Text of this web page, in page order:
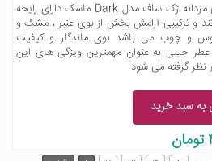
عطر جیبی مردانه ژک ساف مدل Dark ماسک دارای رایحه
و ترکیبی آرامش بخش از بوی عنبر ، مشک و
و چوب می باشد بوی ماندگار و کیفیت
عطر جیبی به عنوان مهمترین ویژگی های این
گرفته می شود
به سبد خرید